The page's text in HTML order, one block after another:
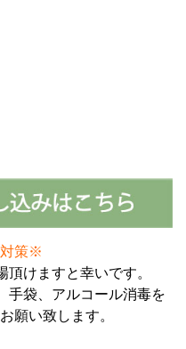
対策※
けますと幸いです。
手袋、アルコール消毒を
願い致します。